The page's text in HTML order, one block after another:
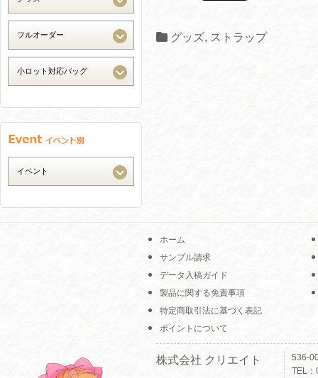
グッズ, ストラップ
ホーム
サンプル請求
データ入稿ガイド
製品に関する免責事項
特定商取引法に基づく表記
ポイントについて
株式会社 クリエイト
536-
TEL